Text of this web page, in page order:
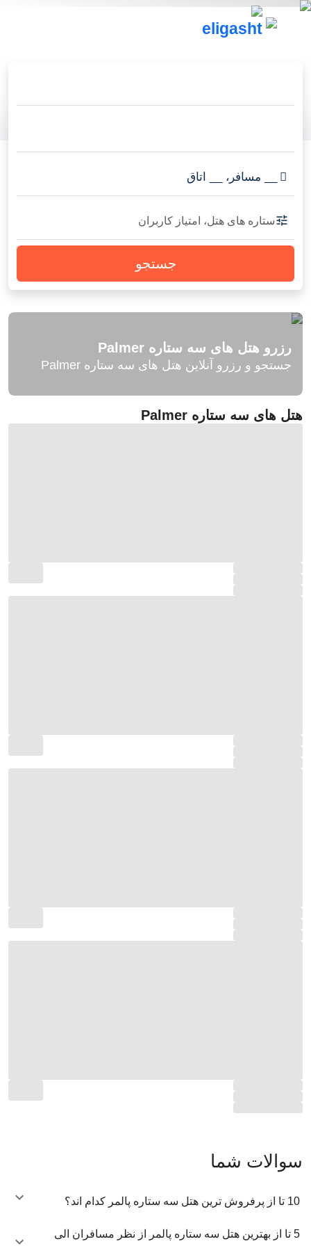
مسافر ، اتاق
ستاره های هتل، امتیاز کاربران
جستجو
رزرو هتل های سه ستاره Palmer
جستجو و رزرو آنلاین هتل های سه ستاره Palmer
هتل های سه ستاره Palmer
سوالات شما
10 تا از پرفروش ترین هتل سه ستاره پالمر کدام اند؟
5 تا از بهترین هتل سه ستاره پالمر از نظر مسافران الی